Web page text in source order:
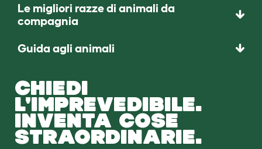
Le migliori razze di animali da
compagnia
Guida agli animali
CHIEDI
L'IMPREVEDIBILE.
INVENTA COSE
STRAORDINARIE.